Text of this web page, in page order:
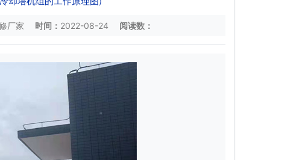
厂家 时间： 2022-08-24 阅读数：